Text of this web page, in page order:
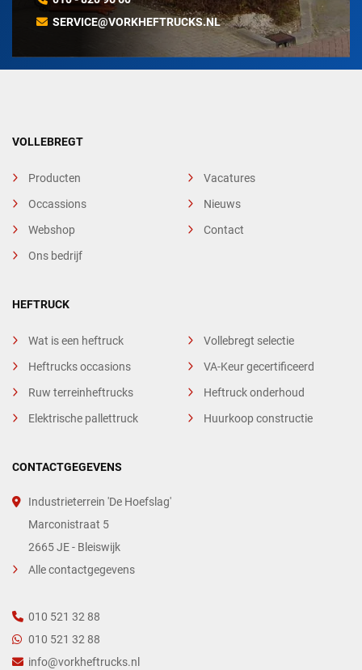
SERVICE@VORKHEFTRUCKS.NL
VOLLEBREGT
Producten
Occassions
Webshop
Ons bedrijf
Vacatures
Nieuws
Contact
HEFTRUCK
Wat is een heftruck
Heftrucks occasions
Ruw terreinheftrucks
Elektrische pallettruck
Vollebregt selectie
VA-Keur gecertificeerd
Heftruck onderhoud
Huurkoop constructie
CONTACTGEGEVENS
Industrieterrein 'De Hoefslag'
Marconistraat 5
2665 JE - Bleiswijk
Alle contactgegevens
010 521 32 88
010 521 32 88
info@vorkheftrucks.nl